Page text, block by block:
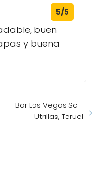
5/5
buen
y buena
Bar Las Vegas Sc -
Utrillas, Teruel